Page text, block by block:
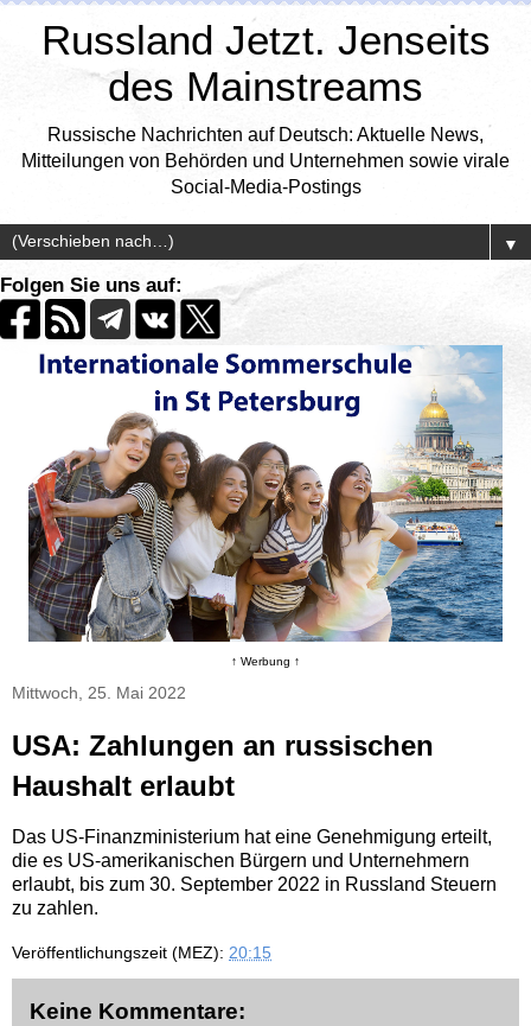
Russland Jetzt. Jenseits
des Mainstreams
Russische Nachrichten auf Deutsch: Aktuelle News,
Mitteilungen von Behörden und Unternehmen sowie virale
Social-Media-Postings
▼
Folgen Sie uns auf:
↑ Werbung ↑
Mittwoch, 25. Mai 2022
USA: Zahlungen an russischen
Haushalt erlaubt
Das US-Finanzministerium hat eine Genehmigung erteilt,
die es US-amerikanischen Bürgern und Unternehmern
erlaubt, bis zum 30. September 2022 in Russland Steuern
zu zahlen.
Veröffentlichungszeit (MEZ): 20:15
Keine Kommentare: